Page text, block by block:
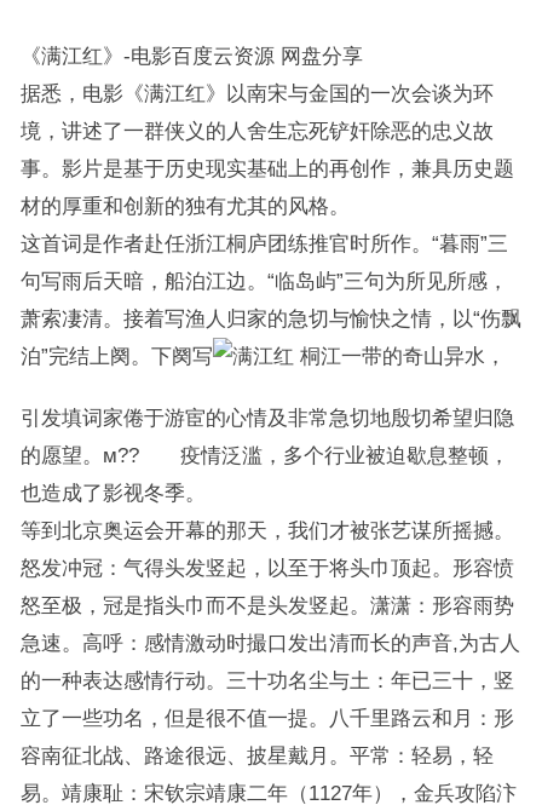
《满江红》-电影百度云资源 网盘分享
据悉，电影《满江红》以南宋与金国的一次会谈为环
境，讲述了一群侠义的人舍生忘死铲奸除恶的忠义故
事。影片是基于历史现实基础上的再创作，兼具历史题
材的厚重和创新的独有尤其的风格。
这首词是作者赴任浙江桐庐团练推官时所作。“暮雨”三
句写雨后天暗，船泊江边。“临岛屿”三句为所见所感，
萧索凄清。接着写渔人归家的急切与愉快之情，以“伤飘
泊”完结上阕。下阕写
桐江一带的奇山异水，
引发填词家倦于游宦的心情及非常急切地殷切希望归隐
的愿望。м?? 疫情泛滥，多个行业被迫歇息整顿，
也造成了影视冬季。
等到北京奥运会开幕的那天，我们才被张艺谋所摇撼。
怒发冲冠：气得头发竖起，以至于将头巾顶起。形容愤
怒至极，冠是指头巾而不是头发竖起。潇潇：形容雨势
急速。高呼：感情激动时撮口发出清而长的声音,为古人
的一种表达感情行动。三十功名尘与土：年已三十，竖
立了一些功名，但是很不值一提。八千里路云和月：形
容南征北战、路途很远、披星戴月。平常：轻易，轻
易。靖康耻：宋钦宗靖康二年（1127年），金兵攻陷汴